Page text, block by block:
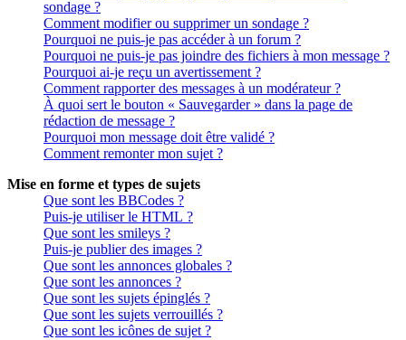
sondage ?
Comment modifier ou supprimer un sondage ?
Pourquoi ne puis-je pas accéder à un forum ?
Pourquoi ne puis-je pas joindre des fichiers à mon message ?
Pourquoi ai-je reçu un avertissement ?
Comment rapporter des messages à un modérateur ?
À quoi sert le bouton « Sauvegarder » dans la page de
rédaction de message ?
Pourquoi mon message doit être validé ?
Comment remonter mon sujet ?
Mise en forme et types de sujets
Que sont les BBCodes ?
Puis-je utiliser le HTML ?
Que sont les smileys ?
Puis-je publier des images ?
Que sont les annonces globales ?
Que sont les annonces ?
Que sont les sujets épinglés ?
Que sont les sujets verrouillés ?
Que sont les icônes de sujet ?